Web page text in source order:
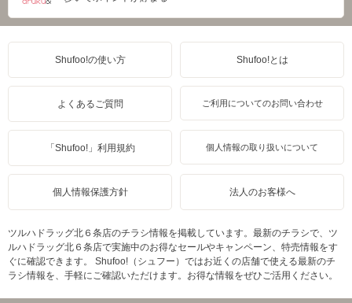
Shufoo!の使い方 Shufoo!とは
よくあるご質問 ご利用についてのお問い合わせ
「Shufoo!」利用規約 個人情報の取り扱いについて
個人情報保護方針 法人のお客様へ
ツルハドラッグ北６条店のチラシ情報を掲載しています。最新のチラシで、ツ
ルハドラッグ北６条店で実施中のお得なセールやキャンペーン、特売情報をす
ぐに確認できます。 Shufoo!（シュフー）ではお近くの店舗で使える最新のチ
ラシ情報を、手軽にご確認いただけます。お得な情報をぜひご活用ください。